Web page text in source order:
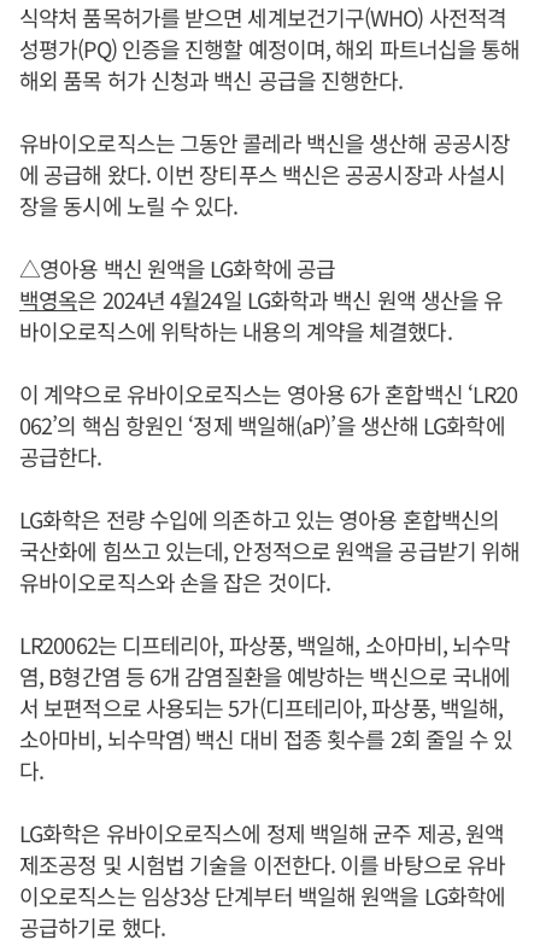
식약처 품목허가를 받으면 세계보건기구(WHO) 사전적격
성평가(PQ) 인증을 진행할 예정이며, 해외 파트너십을 통해
해외 품목 허가 신청과 백신 공급을 진행한다.
유바이오로직스는 그동안 콜레라 백신을 생산해 공공시장
에 공급해 왔다. 이번 장티푸스 백신은 공공시장과 사설시
장을 동시에 노릴 수 있다.
△영아용 백신 원액을 LG화학에 공급
백영옥은 2024년 4월24일 LG화학과 백신 원액 생산을 유
바이오로직스에 위탁하는 내용의 계약을 체결했다.
이 계약으로 유바이오로직스는 영아용 6가 혼합백신 ‘LR20
062’의 핵심 항원인 ‘정제 백일해(aP)’을 생산해 LG화학에
공급한다.
LG화학은 전량 수입에 의존하고 있는 영아용 혼합백신의
국산화에 힘쓰고 있는데, 안정적으로 원액을 공급받기 위해
유바이오로직스와 손을 잡은 것이다.
LR20062는 디프테리아, 파상풍, 백일해, 소아마비, 뇌수막
염, B형간염 등 6개 감염질환을 예방하는 백신으로 국내에
서 보편적으로 사용되는 5가(디프테리아, 파상풍, 백일해,
소아마비, 뇌수막염) 백신 대비 접종 횟수를 2회 줄일 수 있
다.
LG화학은 유바이오로직스에 정제 백일해 균주 제공, 원액
제조공정 및 시험법 기술을 이전한다. 이를 바탕으로 유바
이오로직스는 임상3상 단계부터 백일해 원액을 LG화학에
공급하기로 했다.